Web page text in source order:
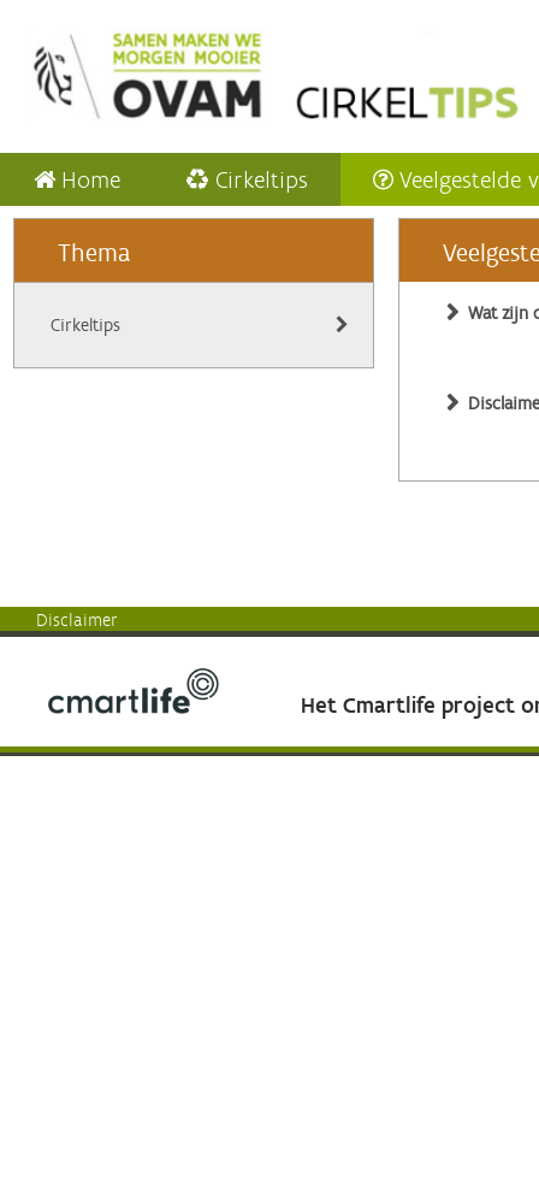
Home Cirkeltips Veelgestelde
Thema
Cirkeltips
Wat zijn
Disclaimer
Het Cmartlife project